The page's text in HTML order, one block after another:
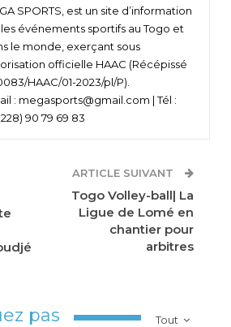
SPORTS, est un site d’information
les événements sportifs au Togo et
le monde, exerçant sous
officielle HAAC (Récépissé
HAAC/01-2023/pl/P).
: megasports@gmail.com | Tél :
90 79 69 83
ARTICLE SUIVANT
Togo Volley-ball| La
Ligue de Lomé en
chantier pour
arbitres
Tout
pas